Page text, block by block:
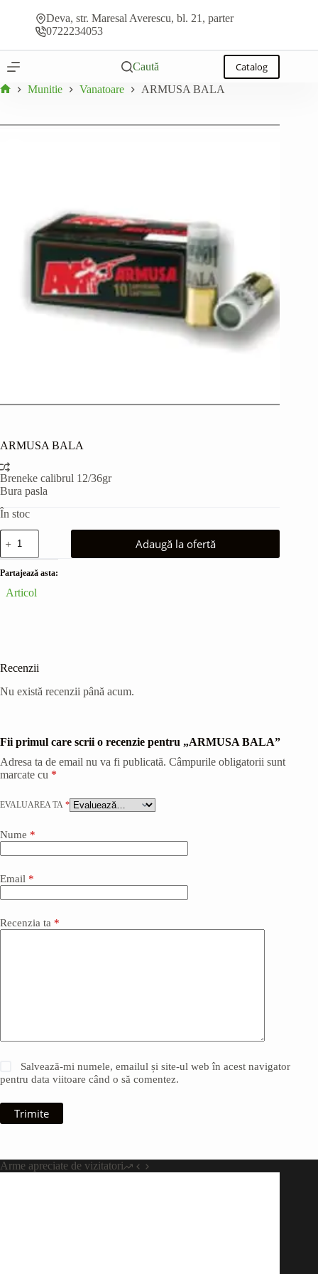
În stoc
Deva, str. Maresal Averescu, bl. 21, parter
0722234053
Caută Catalog
Munitie Vanatoare ARMUSA BALA
ARMUSA BALA
Breneke calibrul 12/36gr
Bura pasla
În stoc
Cantitate
ARMUSA
BALA
Adaugă la ofertă
Partajează asta:
Articol
Recenzii
Nu există recenzii până acum.
Fii primul care scrii o recenzie pentru „ARMUSA BALA”
Adresa ta de email nu va fi publicată. Câmpurile obligatorii sunt
marcate cu *
EVALUAREA TA *
Nume *
Email *
Recenzia ta *
Salvează-mi numele, emailul și site-ul web în acest navigator
pentru data viitoare când o să comentez.
Trimite
Arme apreciate de vizitatori